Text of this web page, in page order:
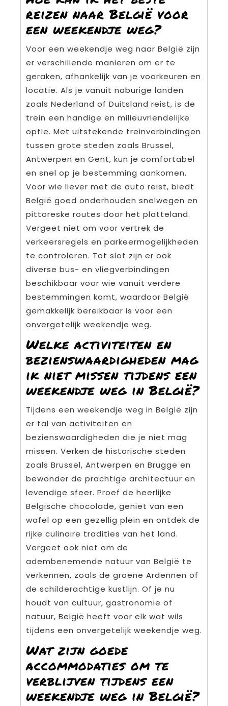
reizen naar België voor
een weekendje weg?
Voor een weekendje weg naar België zijn
er verschillende manieren om er te
geraken, afhankelijk van je voorkeuren en
locatie. Als je vanuit naburige landen
zoals Nederland of Duitsland reist, is de
trein een handige en milieuvriendelijke
optie. Met uitstekende treinverbindingen
tussen grote steden zoals Brussel,
Antwerpen en Gent, kun je comfortabel
en snel op je bestemming aankomen.
Voor wie liever met de auto reist, biedt
België goed onderhouden snelwegen en
pittoreske routes door het platteland.
Vergeet niet om voor vertrek de
verkeersregels en parkeermogelijkheden
te controleren. Tot slot zijn er ook
diverse bus- en vliegverbindingen
beschikbaar voor wie vanuit verdere
bestemmingen komt, waardoor België
gemakkelijk bereikbaar is voor een
onvergetelijk weekendje weg.
Welke activiteiten en
bezienswaardigheden mag
ik niet missen tijdens een
weekendje weg in België?
Tijdens een weekendje weg in België zijn
er tal van activiteiten en
bezienswaardigheden die je niet mag
missen. Verken de historische steden
zoals Brussel, Antwerpen en Brugge en
bewonder de prachtige architectuur en
levendige sfeer. Proef de heerlijke
Belgische chocolade, geniet van een
wafel op een gezellig plein en ontdek de
rijke culinaire tradities van het land.
Vergeet ook niet om de
adembenemende natuur van België te
verkennen, zoals de groene Ardennen of
de schilderachtige kustlijn. Of je nu
houdt van cultuur, gastronomie of
natuur, België heeft voor elk wat wils
tijdens een onvergetelijk weekendje weg.
Wat zijn goede
accommodaties om te
verblijven tijdens een
weekendje weg in België?